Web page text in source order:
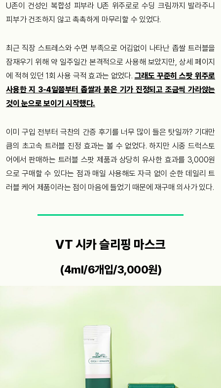
U존이 건성인 복합성 피부라 U존 위주로로 수딩 크림까지 발라주니
피부가 건조하지 않고 촉촉하게 마무리할 수 있었다.
최근 직장 스트레스와 수면 부족으로 어김없이 나타난 좁쌀 트러블을
잠재우기 위해 약 일주일간 본격적으로 사용해 보았지만, 상세 페이지
에 적혀 있던 1회 사용 극적 효과는 없었다. 그래도 꾸준히 스팟 위주로
사용한 지 3-4일쯤부터 좁쌀과 붉은 기가 진정되고 조금씩 가라앉는
것이 눈으로 보이기 시작했다.
이미 구입 전부터 극찬의 간증 후기를 너무 많이 들은 탓일까? 기대만
큼의 초고속 트러블 진정 효과는 볼 수 없었다. 하지만 시중 드럭스토
어에서 판매하는 트러블 스팟 제품과 상당히 유사한 효과를 3,000원
으로 구매할 수 있다는 점과 매일 사용해도 자극 없이 순한 데일리 트
러블 케어 제품이라는 점이 마음에 들었기 때문에 재구매 의사가 있다.
VT 시카 슬리핑 마스크
(4ml/6개입/3,000원)